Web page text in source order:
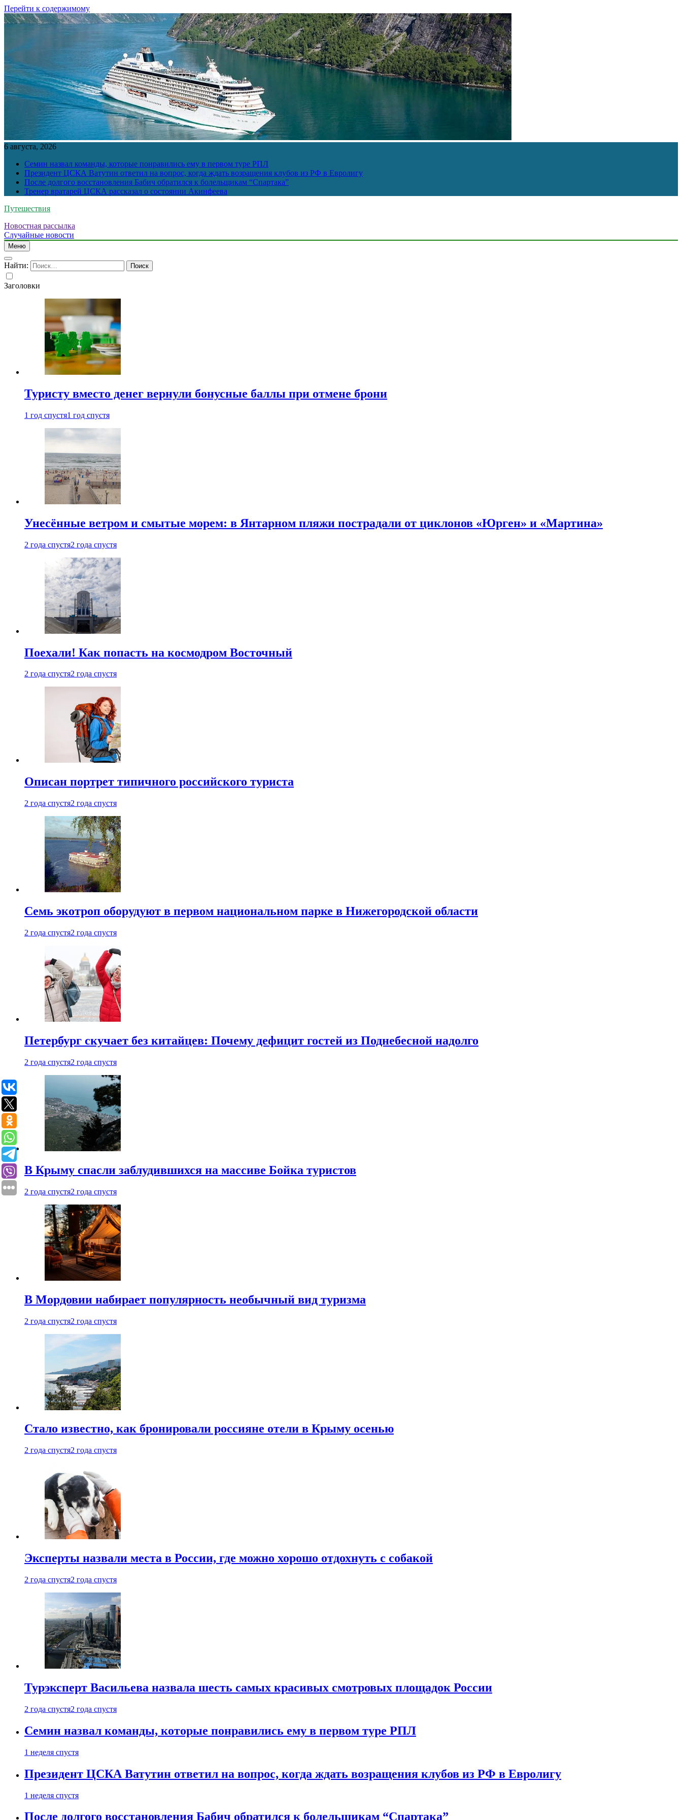
Перейти к содержимому
6 августа, 2026
Семин назвал команды, которые понравились ему в первом туре РПЛ
Президент ЦСКА Ватутин ответил на вопрос, когда ждать возращения клубов из РФ в Евролигу
После долгого восстановления Бабич обратился к болельщикам “Спартака”
Тренер вратарей ЦСКА рассказал о состоянии Акинфеева
Путешествия
Новостная рассылка
Случайные новости
Меню
Найти:
Заголовки
Туристу вместо денег вернули бонусные баллы при отмене брони
1 год спустя1 год спустя
Унесённые ветром и смытые морем: в Янтарном пляжи пострадали от циклонов «Юрген» и «Мартина»
2 года спустя2 года спустя
Поехали! Как попасть на космодром Восточный
2 года спустя2 года спустя
Описан портрет типичного российского туриста
2 года спустя2 года спустя
Семь экотроп оборудуют в первом национальном парке в Нижегородской области
2 года спустя2 года спустя
Петербург скучает без китайцев: Почему дефицит гостей из Поднебесной надолго
2 года спустя2 года спустя
В Крыму спасли заблудившихся на массиве Бойка туристов
2 года спустя2 года спустя
В Мордовии набирает популярность необычный вид туризма
2 года спустя2 года спустя
Стало известно, как бронировали россияне отели в Крыму осенью
2 года спустя2 года спустя
Эксперты назвали места в России, где можно хорошо отдохнуть с собакой
2 года спустя2 года спустя
Турэксперт Васильева назвала шесть самых красивых смотровых площадок России
2 года спустя2 года спустя
Семин назвал команды, которые понравились ему в первом туре РПЛ
1 неделя спустя
Президент ЦСКА Ватутин ответил на вопрос, когда ждать возращения клубов из РФ в Евролигу
1 неделя спустя
После долгого восстановления Бабич обратился к болельщикам “Спартака”